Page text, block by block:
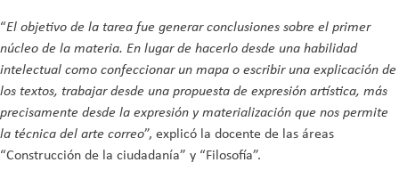
“El objetivo de la tarea fue generar conclusiones sobre el primer
núcleo de la materia. En lugar de hacerlo desde una habilidad
intelectual como confeccionar un mapa o escribir una explicación de
los textos, trabajar desde una propuesta de expresión artística, más
precisamente desde la expresión y materialización que nos permite
la técnica del arte correo”, explicó la docente de las áreas
“Construcción de la ciudadanía” y “Filosofía”.